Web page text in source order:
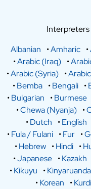
Interpreters
Albanian
•Amharic •
•Arabic (Iraq) •
•Arabic (Syria) •
•Bemba •Bengali •
•Bulgarian •Burmese
•Chewa (Nyanja) •
•Dutch •English
•Fula / Fulani •Fur •
•Hebrew •Hindi •
•Japanese •Kazakh
•Kikuyu •Kinyaruanda
•Korean •